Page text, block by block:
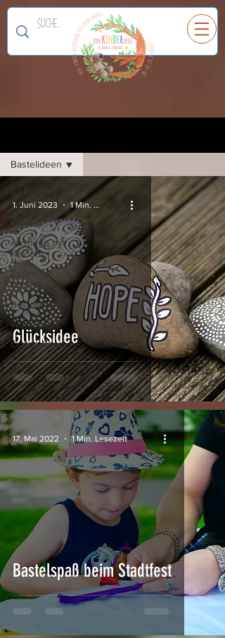
EinKINDERspiel
All Posts
Spielideen für
Kinder
Ausflüge mit
Kindern
Essen für
Kinder
Bastelideen
Workshops
Online Shop
Bastelideen
Glücksidee
1. Juni 2023 1 Min. Lesezeit
Bastelspaß beim Stadtfest
17. Mai 2022 1 Min. Lesezeit